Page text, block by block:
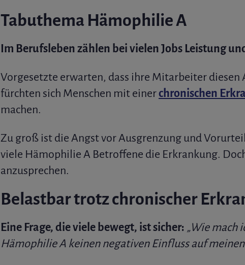
Tabuthema Hämophilie A
Im Berufsleben zählen bei vielen Jobs Leistung
Vorgesetzte erwarten, dass ihre Mitarbeiter
fürchten sich Menschen mit einerchronischen
machen.
Zu groß ist die Angst vor Ausgrenzung und
viele Hämophilie A Betroffene die Erkrankung.
anzusprechen.
Belastbar trotz chronischer
Eine Frage, die viele bewegt, ist sicher: „Wie mach
Hämophilie A keinen negativen Einfluss auf meinen